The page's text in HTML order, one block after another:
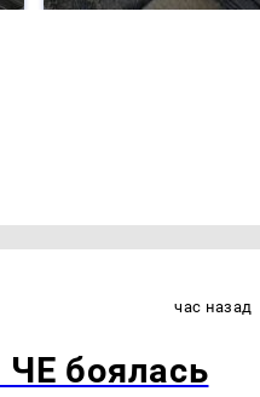
час назад
ЧЕ боялась